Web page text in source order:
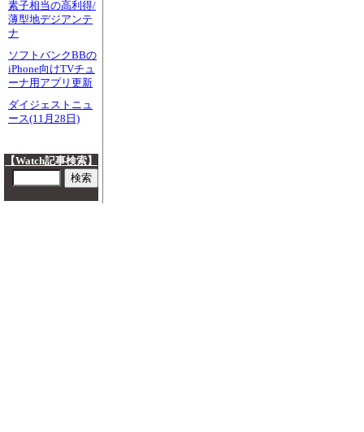
素子相当の高利得/
薄型地デジアンテ
ナ
ソフトバンクBBの
iPhone向けTVチュ
ーナ用アプリ更新
ダイジェストニュ
ース(11月28日)
【Watch記事検索】